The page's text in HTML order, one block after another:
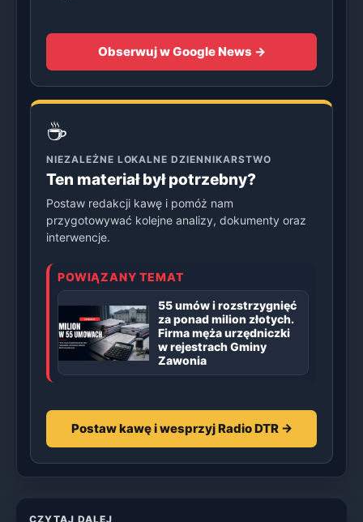
Obserwuj w Google News →
☕
NIEZALEŻNE LOKALNE DZIENNIKARSTWO
Ten materiał był potrzebny?
Postaw redakcji kawę i pomóż nam
przygotowywać kolejne analizy, dokumenty oraz
interwencje.
POWIĄZANY TEMAT
55 umów i rozstrzygnięć
za ponad milion złotych.
Firma męża urzędniczki
w rejestrach Gminy
Zawonia
Postaw kawę i wesprzyj Radio DTR →
CZYTAJ DALEJ